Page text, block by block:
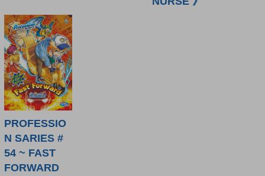
PROFESSIO
N SARIES #
54 ~ FAST
FORWARD